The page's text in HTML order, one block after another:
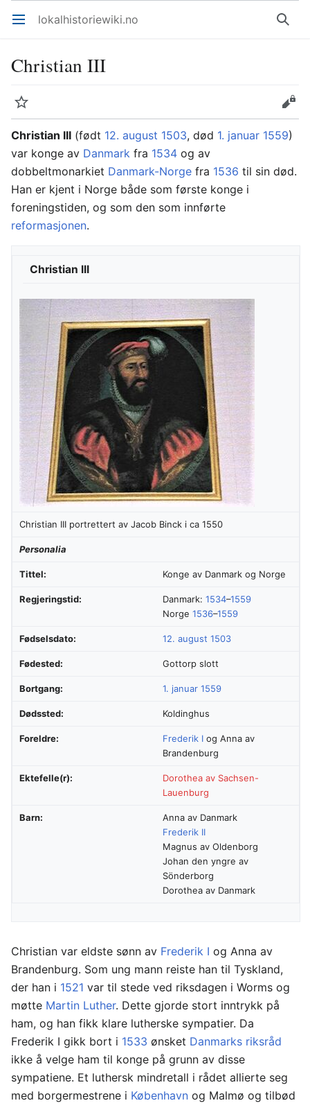
Åpne hovedmenyen lokalhistoriewiki.no Søk
Christian III
Overvåk
Rediger
Christian III (født 12. august 1503, død 1. januar 1559)
var konge av Danmark fra 1534 og av
dobbeltmonarkiet Danmark-Norge fra 1536 til sin død.
Han er kjent i Norge både som første konge i
foreningstiden, og som den som innførte
reformasjonen.
Christian III
Christian III portrettert av Jacob Binck i ca 1550
Personalia
Tittel: Konge av Danmark og Norge
Regjeringstid: Danmark: 1534–1559
Norge 1536–1559
Fødselsdato: 12. august 1503
Fødested: Gottorp slott
Bortgang: 1. januar 1559
Dødssted: Koldinghus
Foreldre: Frederik I og Anna av
Brandenburg
Ektefelle(r):
Dorothea av Sachsen-
Lauenburg
Barn:
Anna av Danmark
Frederik II
Magnus av Oldenborg
Johan den yngre av
Sönderborg
Dorothea av Danmark
Christian var eldste sønn av Frederik I og Anna av
Brandenburg. Som ung mann reiste han til Tyskland,
der han i 1521 var til stede ved riksdagen i Worms og
møtte Martin Luther. Dette gjorde stort inntrykk på
ham, og han fikk klare lutherske sympatier. Da
Frederik I gikk bort i 1533 ønsket Danmarks riksråd
ikke å velge ham til konge på grunn av disse
sympatiene. Et luthersk mindretall i rådet allierte seg
med borgermestrene i København og Malmø og tilbød